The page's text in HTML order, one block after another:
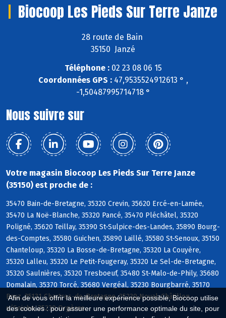
Afin de vous offrir la meilleure expérience possible, Biocoop utilise
des cookies : pour assurer une performance optimale du site, pour
Biocoop Les Pieds Sur Terre Janze
28 route de Bain
35150 Janzé
Téléphone :02 23 08 06 15
Coordonnées GPS :47,9535524912613 ° ,
-1,50487995714718 °
Nous suivre sur
Votre magasin Biocoop Les Pieds Sur Terre Janze
(35150) est proche de :
35470 Bain-de-Bretagne, 35320 Crevin, 35620 Ercé-en-Lamée,
35470 La Noë-Blanche, 35320 Pancé, 35470 Pléchâtel, 35320
Poligné, 35620 Teillay, 35390 St-Sulpice-des-Landes, 35890 Bourg-
des-Comptes, 35580 Guichen, 35890 Laillé, 35580 St-Senoux, 35150
Chanteloup, 35320 La Bosse-de-Bretagne, 35320 La Couyère,
35320 Lalleu, 35320 Le Petit-Fougeray, 35320 Le Sel-de-Bretagne,
35320 Saulnières, 35320 Tresboeuf, 35480 St-Malo-de-Phily, 35680
Domalain, 35370 Torcé, 35680 Vergéal, 35230 Bourgbarré, 35170
Bruz, 35131 Chartres-de-Bretagne, 35230 Noyal-Châtillon
s/Seiche, 35230 Orgères